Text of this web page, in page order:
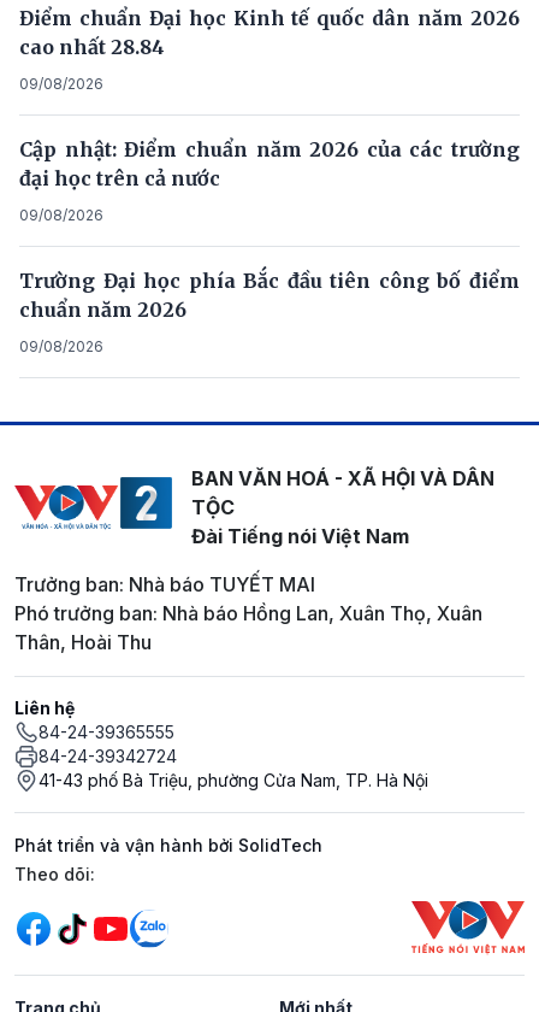
Điểm chuẩn Đại học Kinh tế quốc dân năm 2026
cao nhất 28.84
09/08/2026
Cập nhật: Điểm chuẩn năm 2026 của các trường
đại học trên cả nước
09/08/2026
Trường Đại học phía Bắc đầu tiên công bố điểm
chuẩn năm 2026
09/08/2026
BAN VĂN HOÁ - XÃ HỘI VÀ DÂN
TỘC
Đài Tiếng nói Việt Nam
Trưởng ban: Nhà báo TUYẾT MAI
Phó trưởng ban: Nhà báo Hồng Lan, Xuân Thọ, Xuân
Thân, Hoài Thu
Liên hệ
84-24-39365555
84-24-39342724
41-43 phố Bà Triệu, phường Cửa Nam, TP. Hà Nội
Phát triển và vận hành bởi SolidTech
Mạng xã hội
Theo dõi: